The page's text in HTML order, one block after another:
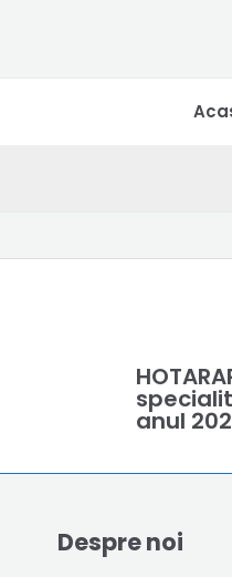
anul
Despre noi